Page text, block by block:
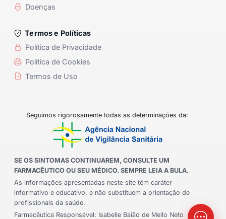
Doenças
Termos e Políticas
Política de Privacidade
Política de Cookies
Termos de Uso
Seguimos rigorosamente todas as determinações da:
SE OS SINTOMAS CONTINUAREM, CONSULTE UM
FARMACÊUTICO OU SEU MÉDICO. SEMPRE LEIA A BULA.
As informações apresentadas neste site têm caráter
informativo e educativo, e não substituem a orientação de
profissionais da saúde.
Farmacêutica Responsável: Isabelle Baião de Mello Neto